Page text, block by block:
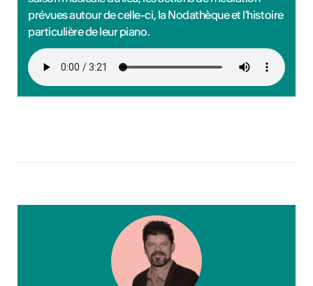
prévues autour de celle-ci, la Nodathèque et l'histoire
particulière de leur piano.